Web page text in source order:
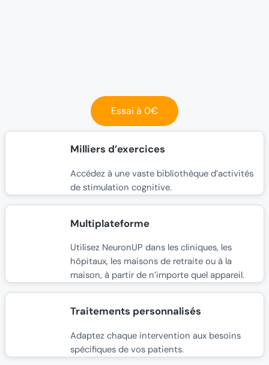
Essai à 0€
Milliers d’exercices
Accédez à une vaste bibliothèque d’activités
de stimulation cognitive.
Multiplateforme
Utilisez NeuronUP dans les cliniques, les
hôpitaux, les maisons de retraite ou à la
maison, à partir de n’importe quel appareil.
Traitements personnalisés
Adaptez chaque intervention aux besoins
spécifiques de vos patients.